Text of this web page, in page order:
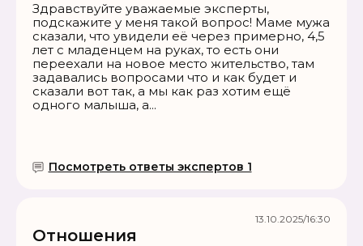
Здравствуйте уважаемые эксперты,
подскажите у меня такой вопрос! Маме мужа
сказали, что увидели её через примерно, 4,5
лет с младенцем на руках, то есть они
переехали на новое место жительство, там
задавались вопросами что и как будет и
сказали вот так, а мы как раз хотим ещё
одного малыша, а...
Посмотреть ответы экспертов 1
Отношения
13.10.2025/16:30